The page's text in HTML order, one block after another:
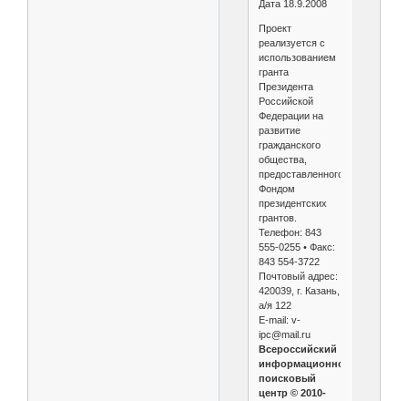
Дата 18.9.2008
Проект
реализуется с
использованием
гранта
Президента
Российской
Федерации на
развитие
гражданского
общества,
предоставленного
Фондом
президентских
грантов.
Телефон: 843
555-0255 • Факс:
843 554-3722
Почтовый адрес:
420039, г. Казань,
а/я 122
E-mail: v-
ipc@mail.ru
Всероссийский
информационно-
поисковый
центр © 2010-